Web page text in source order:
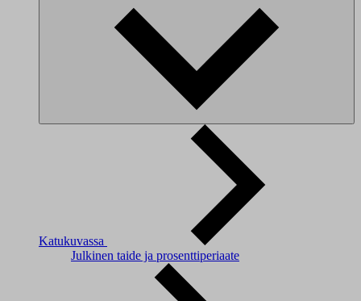
Katukuvassa
Julkinen taide ja prosenttiperiaate